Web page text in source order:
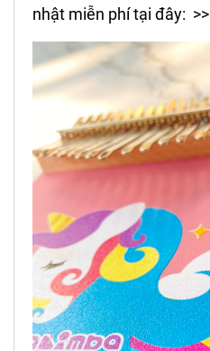
nhật miễn phí tại đây: >>